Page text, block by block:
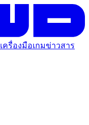
เครื่องมือเกมข่าวสาร